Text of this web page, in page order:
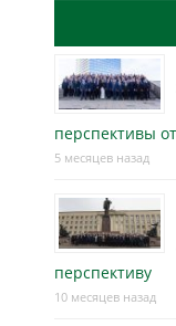
перспективы
5 месяцев назад
перспективу
10 месяцев назад